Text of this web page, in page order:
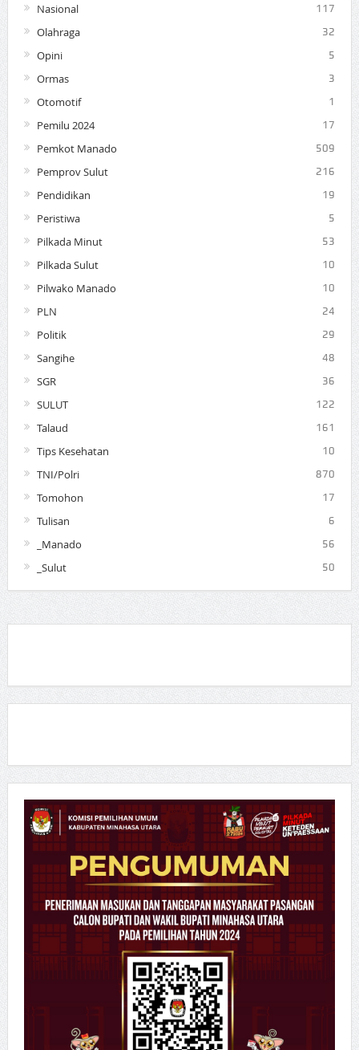
Nasional 117
Olahraga 32
Opini 5
Ormas 3
Otomotif 1
Pemilu 2024 17
Pemkot Manado 509
Pemprov Sulut 216
Pendidikan 19
Peristiwa 5
Pilkada Minut 53
Pilkada Sulut 10
Pilwako Manado 10
PLN 24
Politik 29
Sangihe 48
SGR 36
SULUT 122
Talaud 161
Tips Kesehatan 10
TNI/Polri 870
Tomohon 17
Tulisan 6
_Manado 56
_Sulut 50